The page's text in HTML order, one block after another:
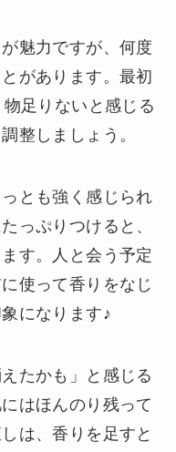
魅力ですが、何度
があります。最初
足りないと感じる
整しましょう。
とも強く感じられ
っぷりつけると、
す。人と会う予定
使って香りをなじ
になります♪
たかも」と感じる
はほんのり残って
は、香りを足すと